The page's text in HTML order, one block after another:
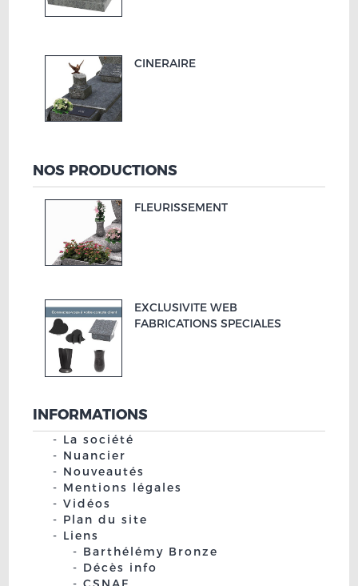
CINERAIRE
NOS PRODUCTIONS
FLEURISSEMENT
EXCLUSIVITE WEB
FABRICATIONS SPECIALES
INFORMATIONS
La société
Nuancier
Nouveautés
Mentions légales
Vidéos
Plan du site
Liens
Barthélémy Bronze
Décès info